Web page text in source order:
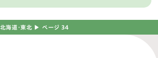
北海道・東北 ▶︎ ページ 34